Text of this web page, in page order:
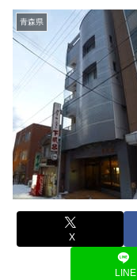
青森県
X
LINE